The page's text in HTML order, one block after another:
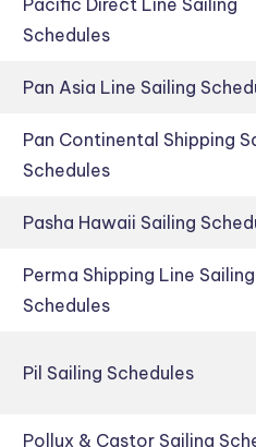
Pacific Direct Line Sailing
Schedules
Pan Asia Line Sailing
Pan Continental Shipping
Schedules
Pasha Hawaii Sailing
Perma Shipping Line Sailing
Schedules
Pil Sailing Schedules
Pollux & Castor Sailing